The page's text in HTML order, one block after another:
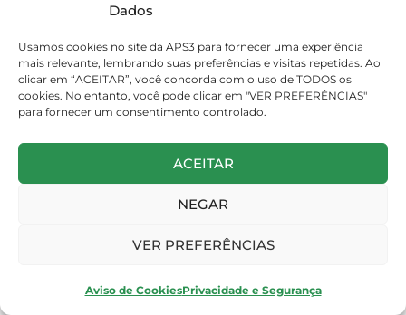
Dados
Usamos cookies no site da APS3 para fornecer uma experiência
mais relevante, lembrando suas preferências e visitas repetidas. Ao
clicar em “ACEITAR”, você concorda com o uso de TODOS os
cookies. No entanto, você pode clicar em "VER PREFERÊNCIAS"
para fornecer um consentimento controlado.
ACEITAR
NEGAR
VER PREFERÊNCIAS
Aviso de CookiesPrivacidade e Segurança